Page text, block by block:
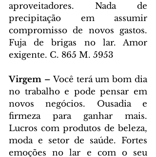
aproveitadores. Nada de
precipitação em assumir
compromisso de novos gastos.
Fuja de brigas no lar. Amor
exigente. C. 865 M. 5953
Virgem – Você terá um bom dia
no trabalho e pode pensar em
novos negócios. Ousadia e
firmeza para ganhar mais.
Lucros com produtos de beleza,
moda e setor de saúde. Fortes
emoções no lar e com o seu